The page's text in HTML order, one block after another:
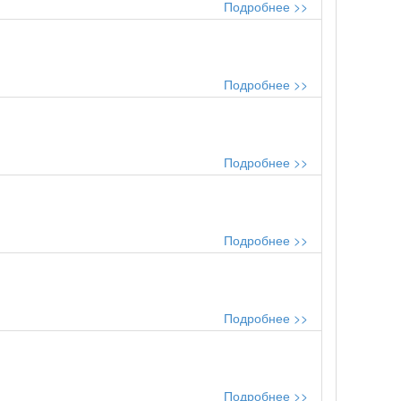
Подробнее >>
Подробнее >>
Подробнее >>
Подробнее >>
Подробнее >>
Подробнее >>